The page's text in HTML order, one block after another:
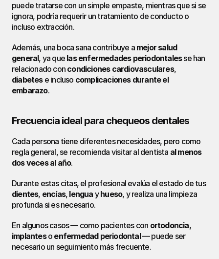
puede tratarse con un simple empaste, mientras que si se
ignora, podría requerir un tratamiento de conducto o
incluso extracción.
Además, una boca sana contribuye a mejor salud
general, ya que las enfermedades periodontales se han
relacionado con condiciones cardiovasculares
diabetes e incluso complicaciones durante el
embarazo.
Frecuencia ideal para chequeos dentales
Cada persona tiene diferentes necesidades, pero como
regla general, se recomienda visitar al dentista al menos
dos veces al año.
Durante estas citas, el profesional evalúa el estado de tus
dientes, encías, lengua y hueso, y realiza una limpieza
profunda si es necesario.
En algunos casos — como pacientes con ortodoncia ,
implantes o enfermedad periodontal — puede ser
necesario un seguimiento más frecuente.